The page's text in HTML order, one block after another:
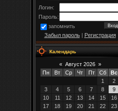
Логин:
Пароль:
запомнить
Забыл пароль| Регистрация
Календарь
« Август 2026 »
Пн
Вт Ср Чт Пт Сб
Вс
1
2
3
4 5 6 7 8
9
10
11 12 13 14 15
16
17
18 19 20 21 22
23